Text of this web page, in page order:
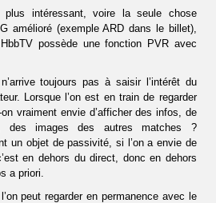
intéressant, voire la seule chose
amélioré (exemple ARD dans le billet),
possède une fonction PVR avec
toujours pas à saisir l’intérêt du
Lorsque l’on est en train de regarder
vraiment envie d’afficher des infos, de
des images des autres matches ?
un objet de passivité, si l’on a envie de
en dehors du direct, donc en dehors
a priori.
peut regarder en permanence avec le